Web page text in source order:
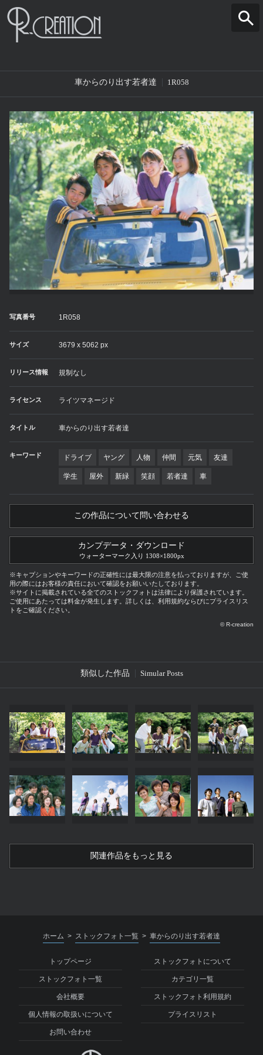
車からのり出す若者達 1R058
写真番号 1R058
サイズ 3679 x 5062 px
リリース情報 規制なし
ライセンス ライツマネージド
タイトル 車からのり出す若者達
キーワード ドライブ ヤング 人物 仲間 元気 友達
学生 屋外 新緑 笑顔 若者達 車
この作品について問い合わせる
カンプデータ・ダウンロード
ウォーターマーク入り 1308×1800px
※キャプションやキーワードの正確性には最大限の注意を払っておりますが、ご使
用の際にはお客様の責任において確認をお願いいたしております。
※サイトに掲載されている全てのストックフォトは法律により保護されています。
ご使用にあたっては料金が発生します。詳しくは、利用規約ならびにプライスリス
トをご確認ください。
© R-creation
類似した作品 Simular Posts
関連作品をもっと見る
ホーム > ストックフォト一覧 > 車からのり出す若者達
トップページ ストックフォトについて
ストックフォト一覧 カテゴリ一覧
会社概要 ストックフォト利用規約
個人情報の取扱いについて プライスリスト
お問い合わせ